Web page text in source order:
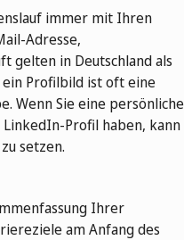
immer mit Ihren
Adresse,
gelten in Deutschland als
ein Profilbild ist oft eine
Wenn Sie eine persönliche
Profil haben, kann
setzen.
Ihrer
am Anfang des